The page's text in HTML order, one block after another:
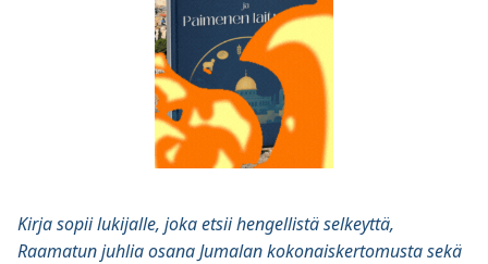
Kirja sopii lukijalle, joka etsii hengellistä selkeyttä,
Raamatun juhlia osana Jumalan kokonaiskertomusta sekä